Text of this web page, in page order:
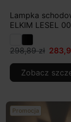
Lampka
ELKIM LESEL
298,89 zł
Zobacz
Promocja